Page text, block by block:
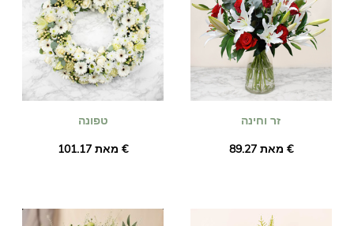
טפונה
מאת ‏101.17 €
זר וחינה
מאת ‏89.27 €